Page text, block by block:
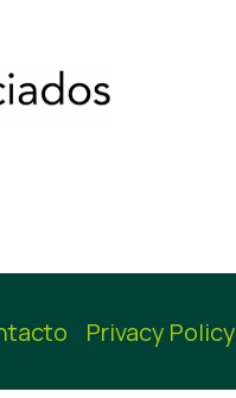
Privacy Policy